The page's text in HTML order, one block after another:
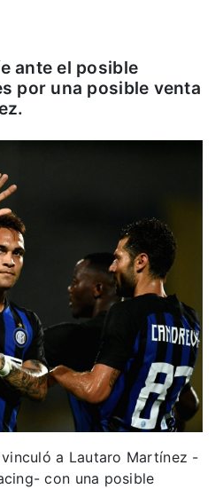
ante el posible
por una posible venta
a Lautaro Martínez -
con una posible